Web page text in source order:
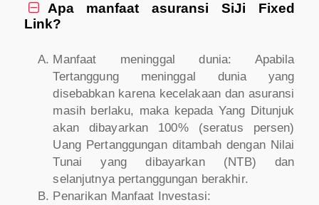

Apa manfaat asuransi SiJi Fixed
Link?
Manfaat meninggal dunia: Apabila
Tertanggung meninggal dunia yang
disebabkan karena kecelakaan dan asuransi
masih berlaku, maka kepada Yang Ditunjuk
akan dibayarkan 100% (seratus persen)
Uang Pertanggungan ditambah dengan Nilai
Tunai yang dibayarkan (NTB) dan
selanjutnya pertanggungan berakhir.
Penarikan Manfaat Investasi: